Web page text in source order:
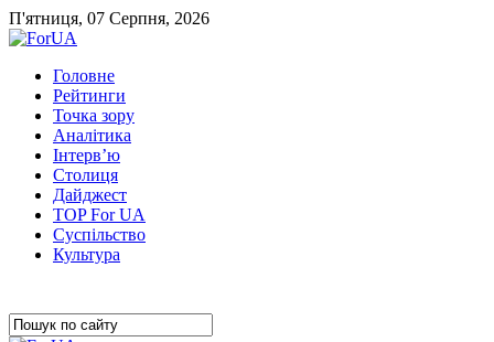
П'ятниця, 07 Серпня, 2026
Головне
Рейтинги
Точка зору
Аналітика
Інтерв’ю
Столиця
Дайджест
TOP For UA
Суспiльство
Культура